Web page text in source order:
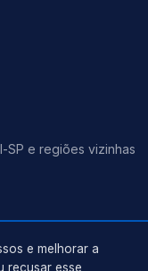
SP e regiões vizinhas
e melhorar a
recusar esse